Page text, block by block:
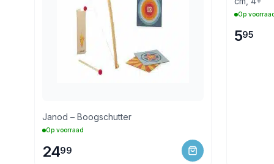
Janod – Boogschutter
Op voorraad
2499
Op voorraad
595